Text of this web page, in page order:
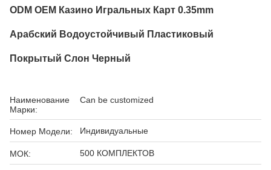
ODM OEM Казино Игральных Карт 0.35mm
Арабский Водоустойчивый Пластиковый
Покрытый Слон Черный
Наименование
Марки:
Can be customized
Номер Модели: Индивидуальные
МОК: 500 КОМПЛЕКТОВ